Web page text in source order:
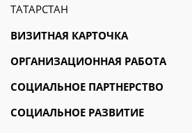
ТАТАРСТАН
ВИЗИТНАЯ КАРТОЧКА
ОРГАНИЗАЦИОННАЯ РАБОТА
СОЦИАЛЬНОЕ ПАРТНЕРСТВО
СОЦИАЛЬНОЕ РАЗВИТИЕ